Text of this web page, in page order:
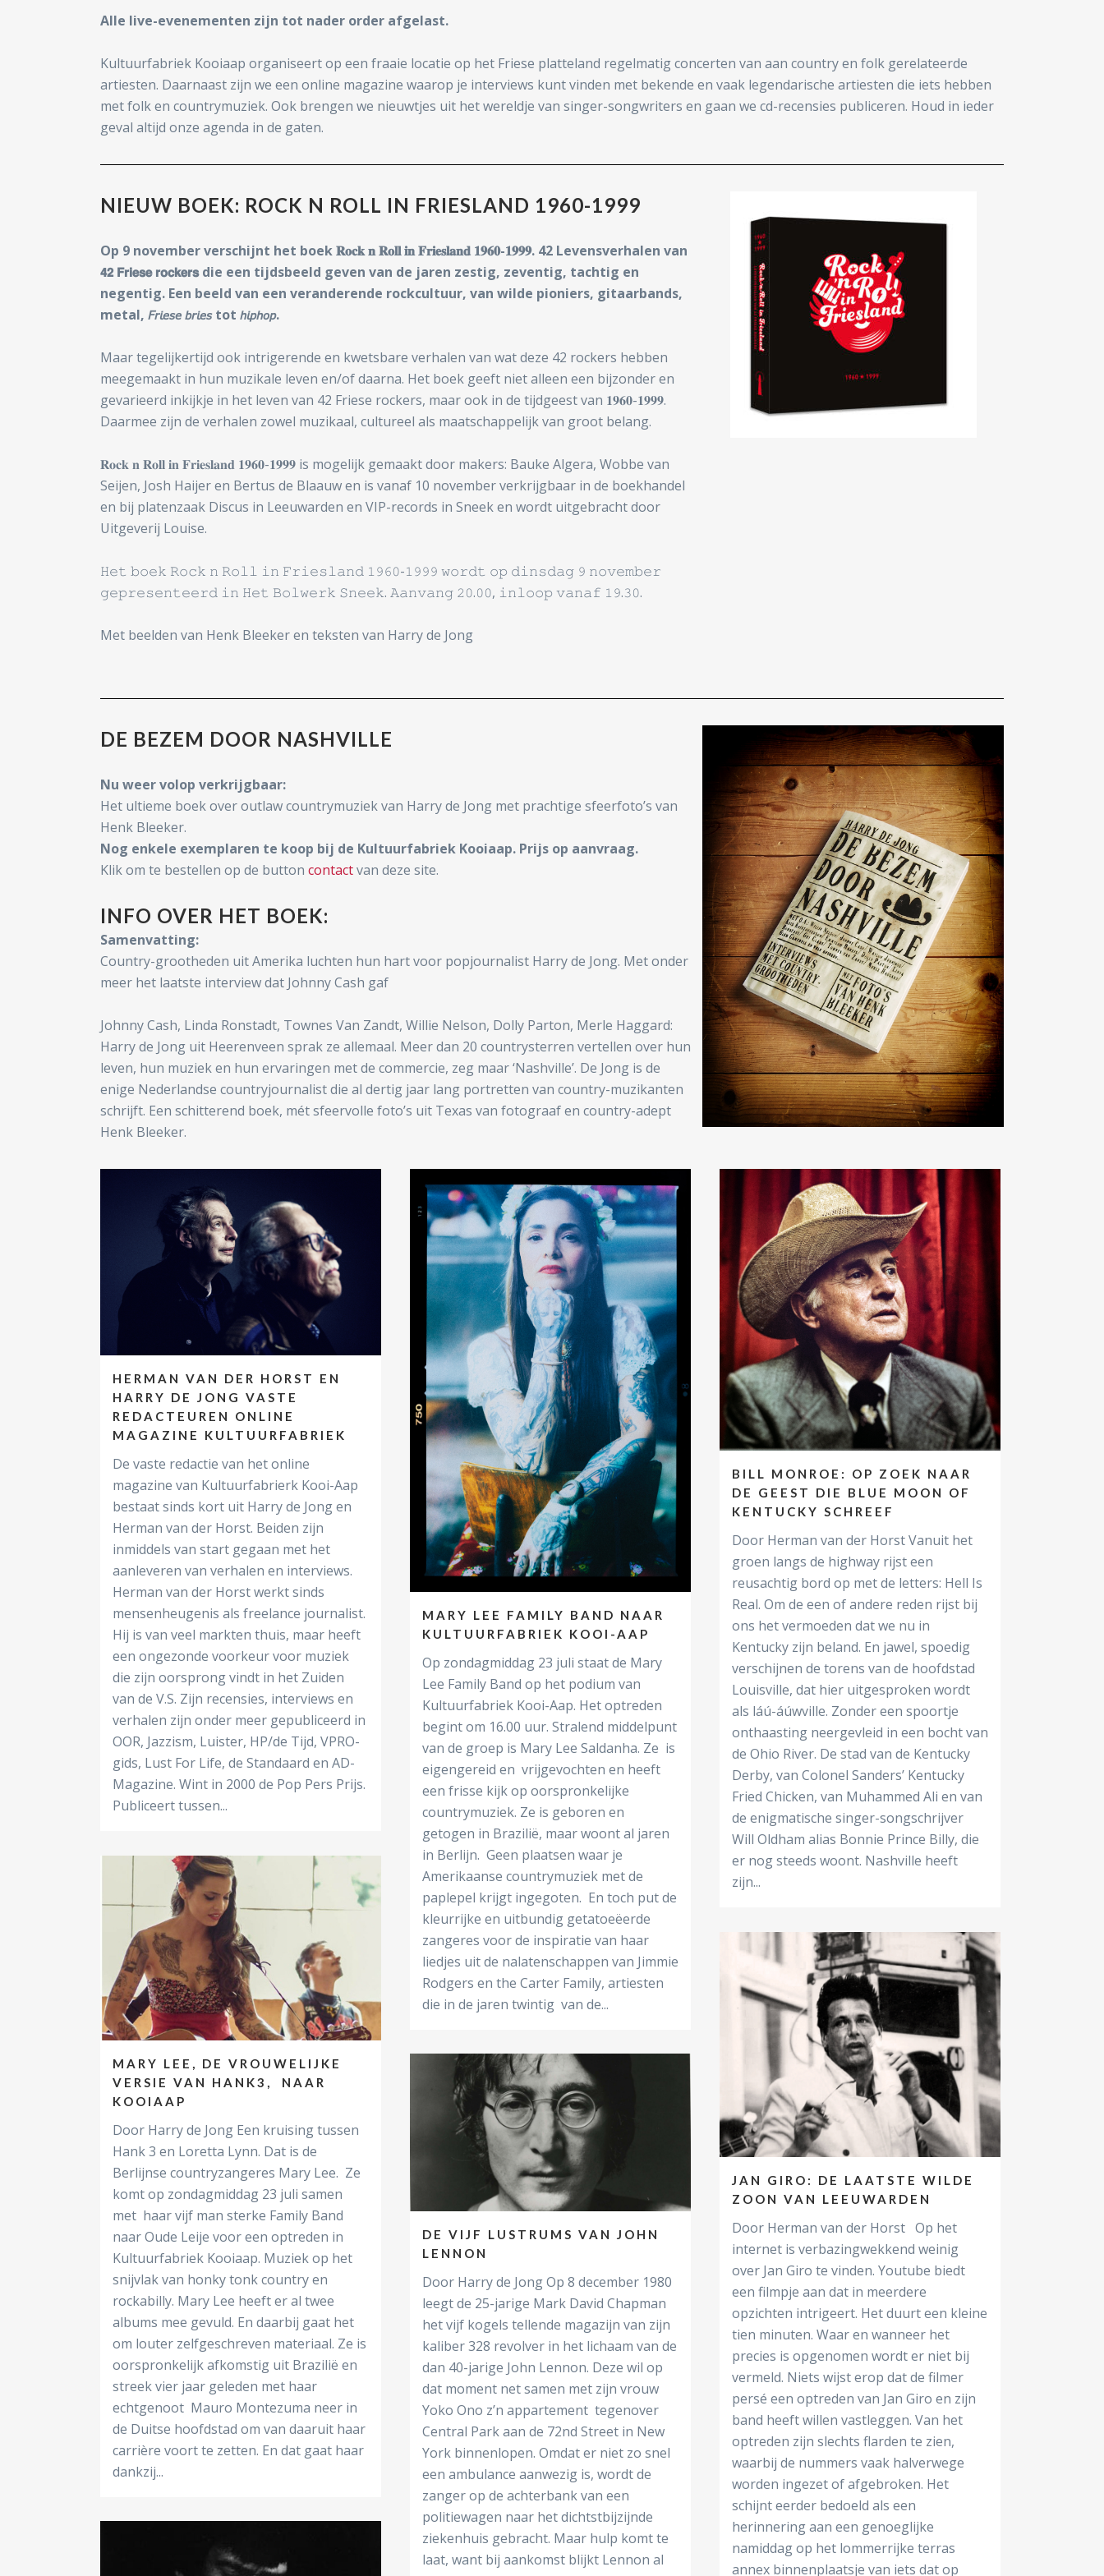
Alle live-evenementen zijn tot nader order afgelast.
Kultuurfabriek Kooiaap organiseert op een fraaie locatie op het Friese platteland regelmatig concerten van aan country en folk gerelateerde
artiesten. Daarnaast zijn we een online magazine waarop je interviews kunt vinden met bekende en vaak legendarische artiesten die iets hebben
met folk en countrymuziek. Ook brengen we nieuwtjes uit het wereldje van singer-songwriters en gaan we cd-recensies publiceren. Houd in ieder
geval altijd onze agenda in de gaten.
NIEUW BOEK: ROCK N ROLL IN FRIESLAND 1960-1999
Op 9 november verschijnt het boek 𝐑𝐨𝐜𝐤 𝐧 𝐑𝐨𝐥𝐥 𝐢𝐧 𝐅𝐫𝐢𝐞𝐬𝐥𝐚𝐧𝐝 𝟏𝟗𝟔𝟎-𝟏𝟗𝟗𝟗. 42 Levensverhalen van
𝟰𝟮 𝗙𝗿𝗶𝗲𝘀𝗲 𝗿𝗼𝗰𝗸𝗲𝗿𝘀 die een tijdsbeeld geven van de jaren zestig, zeventig, tachtig en
negentig. Een beeld van een veranderende rockcultuur, van wilde pioniers, gitaarbands,
metal, 𝘍𝘳𝘪𝘦𝘴𝘦 𝘣𝘳𝘪𝘦𝘴 tot 𝘩𝘪𝘱𝘩𝘰𝘱.
Maar tegelijkertijd ook intrigerende en kwetsbare verhalen van wat deze 42 rockers hebben
meegemaakt in hun muzikale leven en/of daarna. Het boek geeft niet alleen een bijzonder en
gevarieerd inkijkje in het leven van 42 Friese rockers, maar ook in de tijdgeest van 𝟏𝟗𝟔𝟎-𝟏𝟗𝟗𝟗.
Daarmee zijn de verhalen zowel muzikaal, cultureel als maatschappelijk van groot belang.
𝐑𝐨𝐜𝐤 𝐧 𝐑𝐨𝐥𝐥 𝐢𝐧 𝐅𝐫𝐢𝐞𝐬𝐥𝐚𝐧𝐝 𝟏𝟗𝟔𝟎-𝟏𝟗𝟗𝟗 is mogelijk gemaakt door makers: Bauke Algera, Wobbe van
Seijen, Josh Haijer en Bertus de Blaauw en is vanaf 10 november verkrijgbaar in de boekhandel
en bij platenzaak Discus in Leeuwarden en VIP-records in Sneek en wordt uitgebracht door
Uitgeverij Louise.
𝙷𝚎𝚝 𝚋𝚘𝚎𝚔 𝚁𝚘𝚌𝚔 𝚗 𝚁𝚘𝚕𝚕 𝚒𝚗 𝙵𝚛𝚒𝚎𝚜𝚕𝚊𝚗𝚍 𝟷𝟿𝟼𝟶-𝟷𝟿𝟿𝟿 𝚠𝚘𝚛𝚍𝚝 𝚘𝚙 𝚍𝚒𝚗𝚜𝚍𝚊𝚐 𝟿 𝚗𝚘𝚟𝚎𝚖𝚋𝚎𝚛
𝚐𝚎𝚙𝚛𝚎𝚜𝚎𝚗𝚝𝚎𝚎𝚛𝚍 𝚒𝚗 𝙷𝚎𝚝 𝙱𝚘𝚕𝚠𝚎𝚛𝚔 𝚂𝚗𝚎𝚎𝚔. 𝙰𝚊𝚗𝚟𝚊𝚗𝚐 𝟸𝟶.𝟶𝟶, 𝚒𝚗𝚕𝚘𝚘𝚙 𝚟𝚊𝚗𝚊𝚏 𝟷𝟿.𝟹𝟶.
Met beelden van Henk Bleeker en teksten van Harry de Jong
DE BEZEM DOOR NASHVILLE
Nu weer volop verkrijgbaar:
Het ultieme boek over outlaw countrymuziek van Harry de Jong met prachtige sfeerfoto’s van
Henk Bleeker.
Nog enkele exemplaren te koop bij de Kultuurfabriek Kooiaap. Prijs op aanvraag.
Klik om te bestellen op de button contactvan deze site.
INFO OVER HET BOEK:
Samenvatting:
Country-grootheden uit Amerika luchten hun hart voor popjournalist Harry de Jong. Met onder
meer het laatste interview dat Johnny Cash gaf
Johnny Cash, Linda Ronstadt, Townes Van Zandt, Willie Nelson, Dolly Parton, Merle Haggard:
Harry de Jong uit Heerenveen sprak ze allemaal. Meer dan 20 countrysterren vertellen over hun
leven, hun muziek en hun ervaringen met de commercie, zeg maar ‘Nashville’. De Jong is de
enige Nederlandse countryjournalist die al dertig jaar lang portretten van country-muzikanten
schrijft. Een schitterend boek, mét sfeervolle foto’s uit Texas van fotograaf en country-adept
Henk Bleeker.
HERMAN VAN DER HORST EN
HARRY DE JONG VASTE
REDACTEUREN ONLINE
MAGAZINE KULTUURFABRIEK
De vaste redactie van het online
magazine van Kultuurfabrierk Kooi-Aap
bestaat sinds kort uit Harry de Jong en
Herman van der Horst. Beiden zijn
inmiddels van start gegaan met het
aanleveren van verhalen en interviews.
Herman van der Horst werkt sinds
mensenheugenis als freelance journalist.
Hij is van veel markten thuis, maar heeft
een ongezonde voorkeur voor muziek
die zijn oorsprong vindt in het Zuiden
van de V.S. Zijn recensies, interviews en
verhalen zijn onder meer gepubliceerd in
OOR, Jazzism, Luister, HP/de Tijd, VPRO-
gids, Lust For Life, de Standaard en AD-
Magazine. Wint in 2000 de Pop Pers Prijs.
Publiceert tussen...
MARY LEE FAMILY BAND NAAR
KULTUURFABRIEK KOOI-AAP
Op zondagmiddag 23 juli staat de Mary
Lee Family Band op het podium van
Kultuurfabriek Kooi-Aap. Het optreden
begint om 16.00 uur. Stralend middelpunt
van de groep is Mary Lee Saldanha. Ze is
eigengereid en vrijgevochten en heeft
een frisse kijk op oorspronkelijke
countrymuziek. Ze is geboren en
getogen in Brazilië, maar woont al jaren
in Berlijn. Geen plaatsen waar je
Amerikaanse countrymuziek met de
paplepel krijgt ingegoten. En toch put de
kleurrijke en uitbundig getatoeëerde
zangeres voor de inspiratie van haar
liedjes uit de nalatenschappen van Jimmie
Rodgers en the Carter Family, artiesten
die in de jaren twintig van de...
BILL MONROE: OP ZOEK NAAR
DE GEEST DIE BLUE MOON OF
KENTUCKY SCHREEF
Door Herman van der Horst Vanuit het
groen langs de highway rijst een
reusachtig bord op met de letters: Hell Is
Real. Om de een of andere reden rijst bij
ons het vermoeden dat we nu in
Kentucky zijn beland. En jawel, spoedig
verschijnen de torens van de hoofdstad
Louisville, dat hier uitgesproken wordt
als láú-áúwville. Zonder een spoortje
onthaasting neergevleid in een bocht van
de Ohio River. De stad van de Kentucky
Derby, van Colonel Sanders’ Kentucky
Fried Chicken, van Muhammed Ali en van
de enigmatische singer-songschrijver
Will Oldham alias Bonnie Prince Billy, die
er nog steeds woont. Nashville heeft
zijn...
MARY LEE, DE VROUWELIJKE
VERSIE VAN HANK3, NAAR
KOOIAAP
Door Harry de Jong Een kruising tussen
Hank 3 en Loretta Lynn. Dat is de
Berlijnse countryzangeres Mary Lee. Ze
komt op zondagmiddag 23 juli samen
met haar vijf man sterke Family Band
naar Oude Leije voor een optreden in
Kultuurfabriek Kooiaap. Muziek op het
snijvlak van honky tonk country en
rockabilly. Mary Lee heeft er al twee
albums mee gevuld. En daarbij gaat het
om louter zelfgeschreven materiaal. Ze is
oorspronkelijk afkomstig uit Brazilië en
streek vier jaar geleden met haar
echtgenoot Mauro Montezuma neer in
de Duitse hoofdstad om van daaruit haar
carrière voort te zetten. En dat gaat haar
dankzij...
JAN GIRO: DE LAATSTE WILDE
ZOON VAN LEEUWARDEN
Door Herman van der Horst Op het
internet is verbazingwekkend weinig
over Jan Giro te vinden. Youtube biedt
een filmpje aan dat in meerdere
opzichten intrigeert. Het duurt een kleine
tien minuten. Waar en wanneer het
precies is opgenomen wordt er niet bij
vermeld. Niets wijst erop dat de filmer
persé een optreden van Jan Giro en zijn
band heeft willen vastleggen. Van het
optreden zijn slechts flarden te zien,
waarbij de nummers vaak halverwege
worden ingezet of afgebroken. Het
schijnt eerder bedoeld als een
herinnering aan een genoeglijke
namiddag op het lommerrijke terras
annex binnenplaatsje van iets dat op
DE VIJF LUSTRUMS VAN JOHN
LENNON
Door Harry de Jong Op 8 december 1980
leegt de 25-jarige Mark David Chapman
het vijf kogels tellende magazijn van zijn
kaliber 328 revolver in het lichaam van de
dan 40-jarige John Lennon. Deze wil op
dat moment net samen met zijn vrouw
Yoko Ono z’n appartement tegenover
Central Park aan de 72nd Street in New
York binnenlopen. Omdat er niet zo snel
een ambulance aanwezig is, wordt de
zanger op de achterbank van een
politiewagen naar het dichtstbijzijnde
ziekenhuis gebracht. Maar hulp komt te
laat, want bij aankomst blijkt Lennon al